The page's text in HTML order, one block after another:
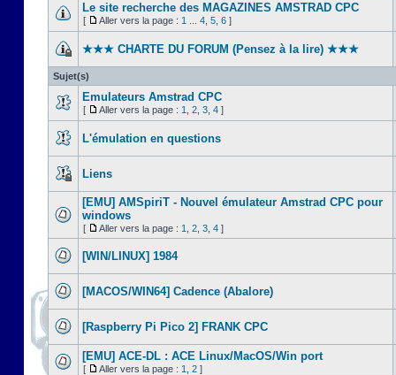
Le site recherche des MAGAZINES AMSTRAD CPC
[ Aller vers la page : 1 4 5 6 ]
★★★ CHARTE DU FORUM (Pensez à la lire) ★★★
Sujet(s)
Emulateurs Amstrad CPC
[ Aller vers la page : 1 2 3 4 ]
L'émulation en questions
Liens
[EMU] AMSpiriT - Nouvel émulateur Amstrad CPC pour
windows
[ Aller vers la page : 1 2 3 4 ]
[WIN/LINUX] 1984
[MACOS/WIN64] Cadence (Abalore)
[Raspberry Pi Pico 2] FRANK CPC
[EMU] ACE-DL : ACE Linux/MacOS/Win port
[ Aller vers la page : 1 2 ]